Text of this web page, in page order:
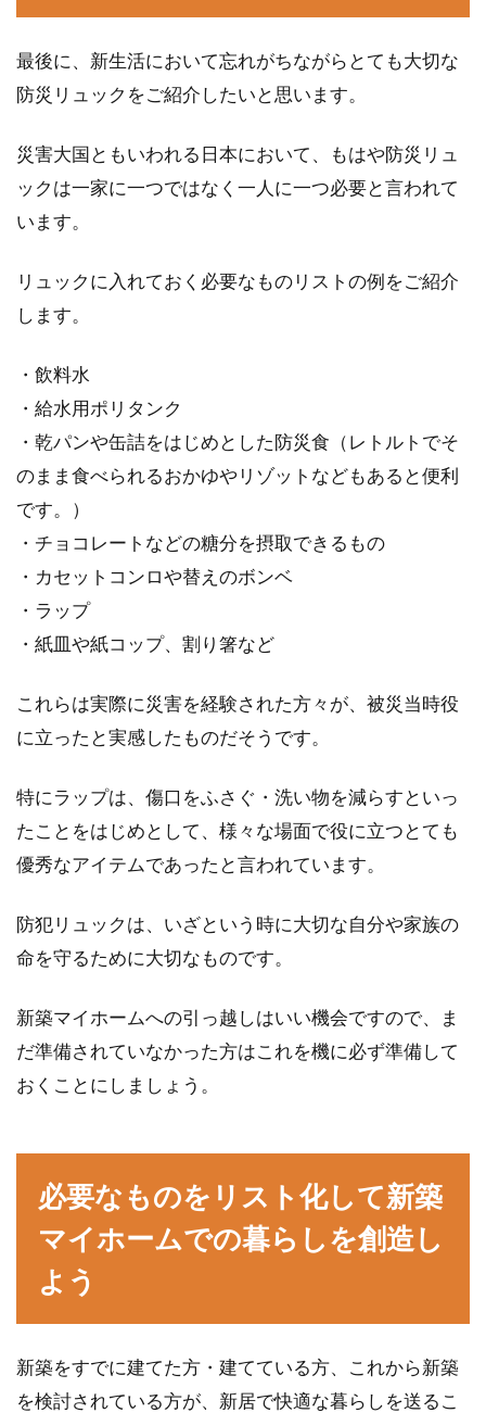
最後に、新生活において忘れがちながらとても大切な
防災リュックをご紹介したいと思います。
災害大国ともいわれる日本において、もはや防災リュ
ックは一家に一つではなく一人に一つ必要と言われて
います。
リュックに入れておく必要なものリストの例をご紹介
します。
・飲料水
・給水用ポリタンク
・乾パンや缶詰をはじめとした防災食（レトルトでそ
のまま食べられるおかゆやリゾットなどもあると便利
です。）
・チョコレートなどの糖分を摂取できるもの
・カセットコンロや替えのボンベ
・ラップ
・紙皿や紙コップ、割り箸など
これらは実際に災害を経験された方々が、被災当時役
に立ったと実感したものだそうです。
特にラップは、傷口をふさぐ・洗い物を減らすといっ
たことをはじめとして、様々な場面で役に立つとても
優秀なアイテムであったと言われています。
防犯リュックは、いざという時に大切な自分や家族の
命を守るために大切なものです。
新築マイホームへの引っ越しはいい機会ですので、ま
だ準備されていなかった方はこれを機に必ず準備して
おくことにしましょう。
必要なものをリスト化して新築
マイホームでの暮らしを創造し
よう
新築をすでに建てた方・建てている方、これから新築
を検討されている方が、新居で快適な暮らしを送るこ